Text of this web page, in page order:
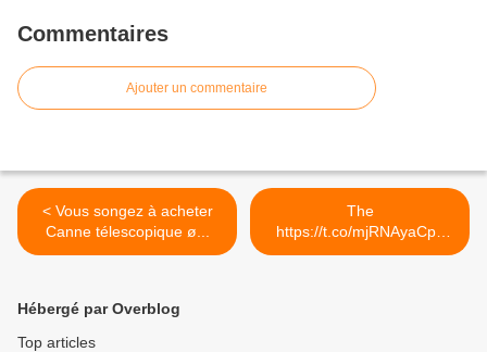
Commentaires
Ajouter un commentaire
< Vous songez à acheter
Canne télescopique ø...
The
https://t.co/mjRNAyaCph
Daily est en ligne!... >
Hébergé par Overblog
Top articles